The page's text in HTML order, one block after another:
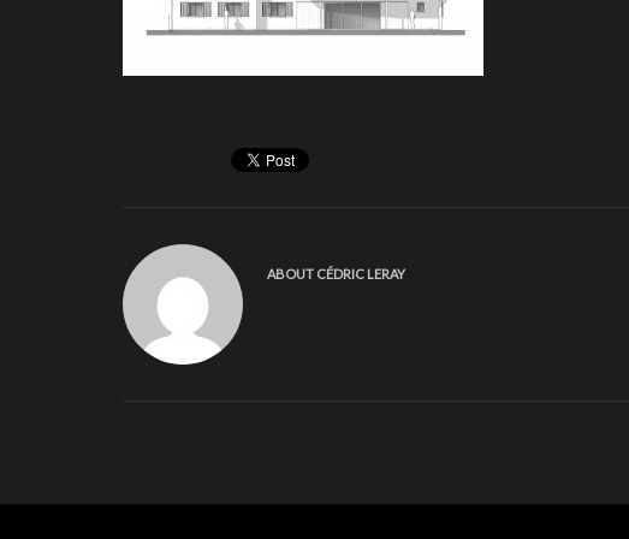
ABOUT CÉDRIC LERAY